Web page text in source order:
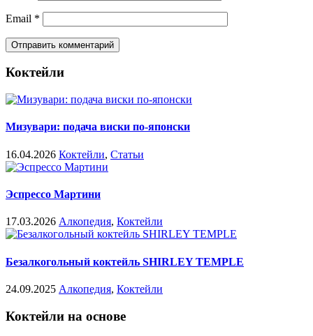
Email *
Коктейли
Мизувари: подача виски по-японски
16.04.2026 Коктейли, Статьи
Эспрессо Мартини
17.03.2026 Алкопедия, Коктейли
Безалкогольный коктейль SHIRLEY TEMPLE
24.09.2025 Алкопедия, Коктейли
Коктейли на основе